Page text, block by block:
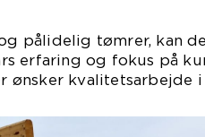
pålidelig tømrer, kan
erfaring og fokus på
ønsker kvalitetsarbejde